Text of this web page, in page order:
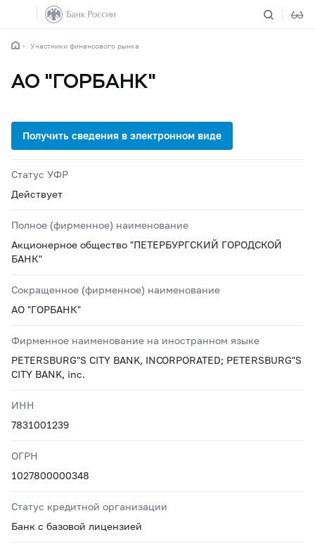
Участники финансового рынка
АО "ГОРБАНК"
Статус УФР
Действует
Полное (фирменное) наименование
Акционерное общество "ПЕТЕРБУРГСКИЙ ГОРОДСКОЙ
БАНК"
Сокращенное (фирменное) наименование
АО "ГОРБАНК"
Фирменное наименование на иностранном языке
PETERSBURG"S CITY BANK, INCORPORATED; PETERSBURG"S
CITY BANK, inc.
ИНН
7831001239
ОГРН
1027800000348
Статус кредитной организации
Банк с базовой лицензией